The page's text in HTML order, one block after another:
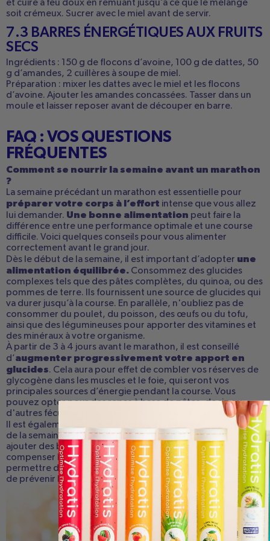
et cuire à feu doux en remuant jusqu’à ce que le mélange
soit crémeux. Sucrer avec le miel avant de servir.
7.3 BARRES ÉNERGÉTIQUES AUX FRUITS
SECS
Ingrédients : 150 g de flocons d’avoine, 100 g de dattes, 50
g d’amandes, 2 cuillères à soupe de miel.
Préparation : mixer les dattes avec le miel et les flocons
d’avoine. Ajouter les amandes concassées. Tasser dans un
moule et laisser reposer avant de découper en barre.
FAQ : VOS QUESTIONS
FRÉQUENTES
Comment se nourrir la semaine avant un marathon
?
La semaine précédant un marathon est essentielle pour
préparer votre corps à l’effort intense que vous allez
lui demander. Une bonne alimentation peut faire la
différence entre une performance optimale et une course
difficile. Voici quelques conseils pour vous alimenter
correctement avant le grand jour.
Dès le début de la semaine, il est important d’adopter une
alimentation équilibrée. Consommez des glucides
complexes tels que des pâtes complètes, du quinoa, ou des
pommes de terre. Ils fournissent une source de glucides qui
va durer jusqu’à la course. En parallèle, n'oubliez pas de
consommer du poulet, du poisson, des œufs ou du tofu,
ainsi que des légumineuses pour apporter des vitamines et
des minéraux à votre organisme.
À partir de 3 à 4 jours avant le marathon, il est conseillé
d’augmenter progressivement votre apport en
glucides. Cela aura pour effet de combler vos réserves de
glycogène dans les muscles et le foie, qui seront vos
principales sources d’énergie pendant la course. Vous
pouvez opter pour des repas à base de pâtes, de riz ou
d'autres féculents pour maximiser ces réserves.
Il est également crucial
tout au long
de la semaine. Buvez beaucoup d'eau et n’hésitez pas à
ajouter des boissons contenant des électrolytes pour
compenser les minéraux perdus dans la sueur. Cela va
permettre de maintenir un bon équilibre électrolytique et
de prévenir la déshydratation le jour de la course.